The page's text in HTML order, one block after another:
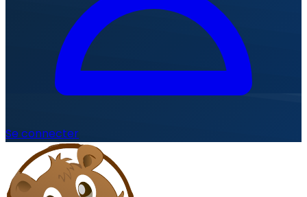
Se connecter